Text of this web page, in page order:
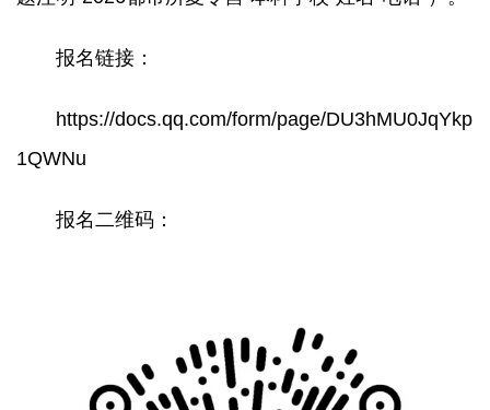
报名链接：
https://docs.qq.com/form/page/DU3hMU0JqYkp
1QWNu
报名二维码：